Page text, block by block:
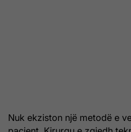
Nuk ekziston një metodë e